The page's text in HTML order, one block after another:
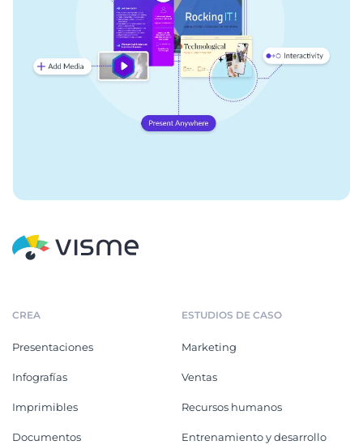
CREA
Presentaciones
Infografías
Imprimibles
Documentos
ESTUDIOS DE CASO
Marketing
Ventas
Recursos humanos
Entrenamiento y desarrollo